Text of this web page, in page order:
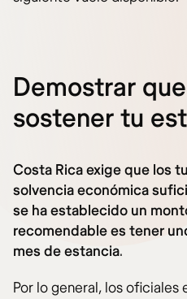
Demostrar
sostener tu
Costa Rica exige que los
solvencia económica
se ha establecido un
recomendable es tener
mes de estancia.
Por lo general, los oficiales